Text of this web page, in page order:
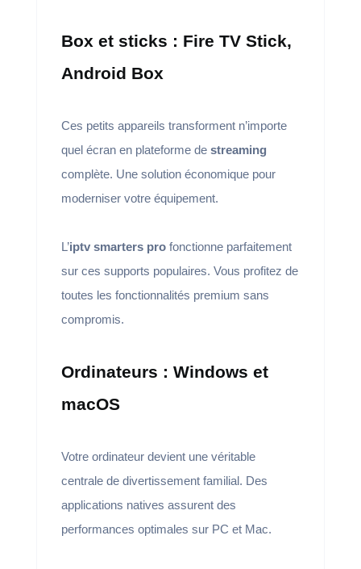
Box et sticks : Fire TV Stick,
Android Box
Ces petits appareils transforment n’importe
quel écran en plateforme de streaming
complète. Une solution économique pour
moderniser votre équipement.
L’iptv smarters profonctionne parfaitement
sur ces supports populaires. Vous profitez de
toutes les fonctionnalités premium sans
compromis.
Ordinateurs : Windows et
macOS
Votre ordinateur devient une véritable
centrale de divertissement familial. Des
applications natives assurent des
performances optimales sur PC et Mac.